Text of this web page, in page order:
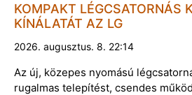
KOMPAKT LÉGCSATORNÁS
KÍNÁLATÁT AZ LG
2026. augusztus. 8. 22:14
Az új, közepes nyomású
rugalmas telepítést, csendes